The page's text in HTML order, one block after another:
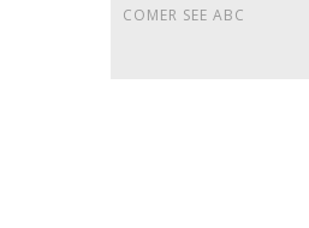
COMER SEE ABC